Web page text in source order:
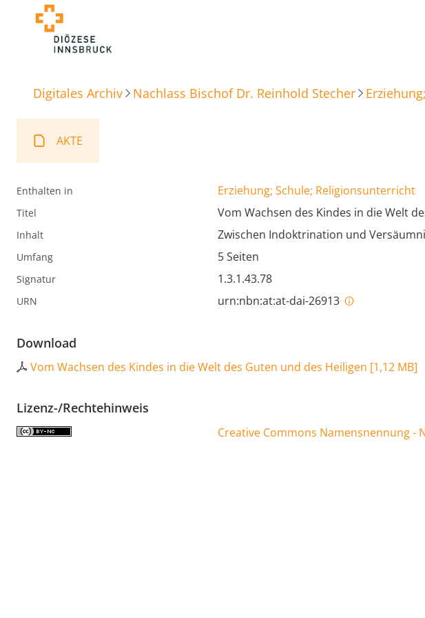
Digitales Archiv Nachlass Bischof Dr. Reinhold Stecher
AKTE
Enthalten in Erziehung; Schule; Religionsunterricht
Titel Vom Wachsen des Kindes in die Welt
Inhalt Zwischen Indoktrination und
Umfang 5 Seiten
Signatur 1.3.1.43.78
URN urn:nbn:at:at-dai-26913
Download
Vom Wachsen des Kindes in die Welt des Guten und des Heiligen [1,12 MB]
Lizenz-/Rechtehinweis
Creative Commons Namensnennung -